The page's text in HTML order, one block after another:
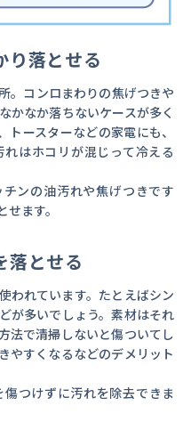
り落とせる
。コンロまわりの焦げつきや
かなか落ちないケースが多く
ースターなどの家電にも、
はホコリが混じって冷える
ンの油汚れや焦げつきです
ます。
落とせる
われています。たとえばシン
が多いでしょう。素材はそれ
法で清掃しないと傷ついてし
やすくなるなどのデメリット
つけずに汚れを除去できま